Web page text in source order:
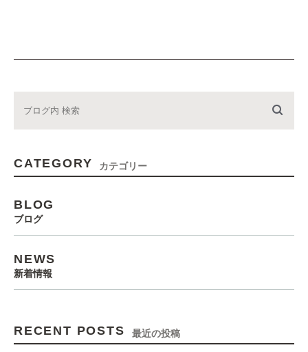
CATEGORY カテゴリー
BLOG
ブログ
NEWS
新着情報
RECENT POSTS 最近の投稿